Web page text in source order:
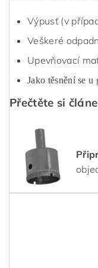
Výpusť (v
Veškeré
Upevňovací
Jako těsnění se
Přečtěte si